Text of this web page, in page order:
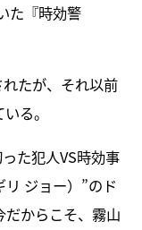
た『時効警
たが、それ以前
る。
た犯人VS時効事
ジョー）”のド
からこそ、霧山